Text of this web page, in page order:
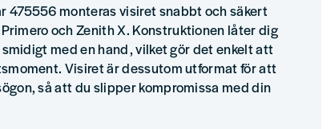
475556 monteras visiret snabbt och säkert
och Zenith X. Konstruktionen låter dig
med en hand, vilket gör det enkelt att
Visiret är dessutom utformat för att
så att du slipper kompromissa med din